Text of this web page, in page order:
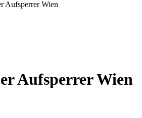
Aufsperrer Wien
Aufsperrer Wien